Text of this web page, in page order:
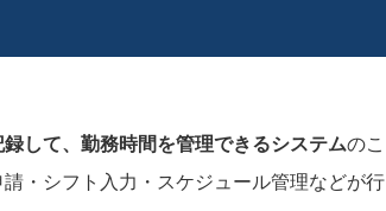
して、勤務時間を管理できるシステムのこ
・シフト入力・スケジュール管理などが行